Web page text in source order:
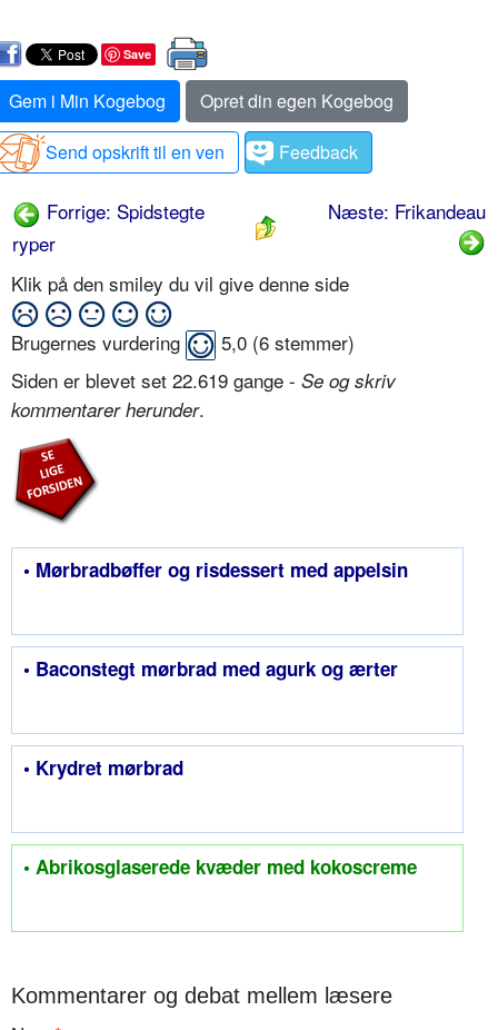
Save
Gem i Min Kogebog
Opret din egen Kogebog
Send opskrift til en ven
Feedback
Forrige: Spidstegte
ryper
Næste: Frikandeau
Klik på den smiley du vil give denne side
Brugernes vurdering 5,0 (6 stemmer)
Siden er blevet set 22.619 gange - Se og skriv
kommentarer herunder.
• Mørbradbøffer og risdessert med appelsin
• Baconstegt mørbrad med agurk og ærter
• Krydret mørbrad
• Abrikosglaserede kvæder med kokoscreme
Kommentarer og debat mellem læsere